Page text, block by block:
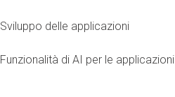
Sviluppo delle applicazioni
Funzionalità di AI per le applicazioni